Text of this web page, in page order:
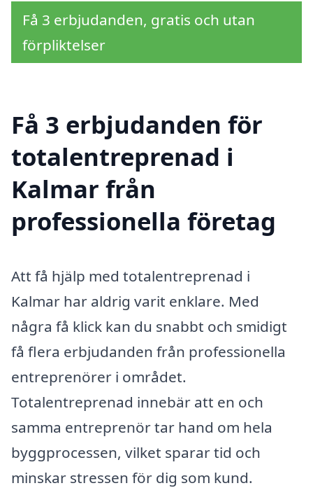
Få 3 erbjudanden, gratis och utan
förpliktelser
Få 3 erbjudanden för
totalentreprenad i
Kalmar från
professionella företag
Att få hjälp med totalentreprenad i
Kalmar har aldrig varit enklare. Med
några få klick kan du snabbt och smidigt
få flera erbjudanden från professionella
entreprenörer i området.
Totalentreprenad innebär att en och
samma entreprenör tar hand om hela
byggprocessen, vilket sparar tid och
minskar stressen för dig som kund.